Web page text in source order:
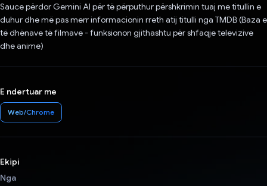
Sauce përdor Gemini AI për të përputhur përshkrimin tuaj me titullin e
duhur dhe më pas merr informacionin rreth atij titulli nga TMDB (Baza e
të dhënave të filmave - funksionon gjithashtu për shfaqje televizive
dhe anime)
E ndertuar me
Web/Chrome
Ekipi
Nga